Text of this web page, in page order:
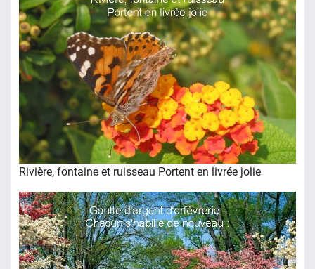
Rivière, fontaine et ruisseau Portent en livrée jolie